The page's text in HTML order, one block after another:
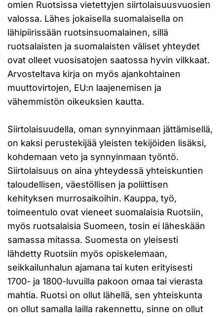
omien Ruotsissa vietettyjen siirtolaisuusvuosien
valossa. Lähes jokaisella suomalaisella on
lähipiirissään ruotsinsuomalainen, sillä
ruotsalaisten ja suomalaisten väliset yhteydet
ovat olleet vuosisatojen saatossa hyvin vilkkaat.
Arvosteltava kirja on myös ajankohtainen
muuttovirtojen, EU:n laajenemisen ja
vähemmistön oikeuksien kautta.
Siirtolaisuudella, oman synnyinmaan jättämisellä,
on kaksi perustekijää yleisten tekijöiden lisäksi,
kohdemaan veto ja synnyinmaan työntö.
Siirtolaisuus on aina yhteydessä yhteiskuntien
taloudellisen, väestöllisen ja poliittisen
kehityksen murrosaikoihin. Kauppa, työ,
toimeentulo ovat vieneet suomalaisia Ruotsiin,
myös ruotsalaisia Suomeen, tosin ei läheskään
samassa mitassa. Suomesta on yleisesti
lähdetty Ruotsiin myös opiskelemaan,
seikkailunhalun ajamana tai kuten erityisesti
1700- ja 1800-luvuilla pakoon omaa tai vierasta
mahtia. Ruotsi on ollut lähellä, sen yhteiskunta
on ollut samalla lailla rakennettu, sinne on ollut